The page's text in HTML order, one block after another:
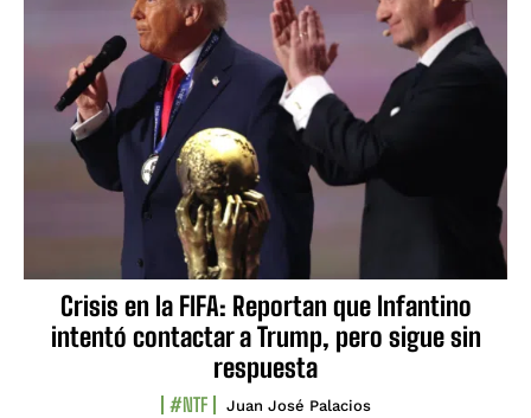
Crisis en la FIFA: Reportan que Infantino
intentó contactar a Trump, pero sigue sin
respuesta
#NTF Juan José Palacios